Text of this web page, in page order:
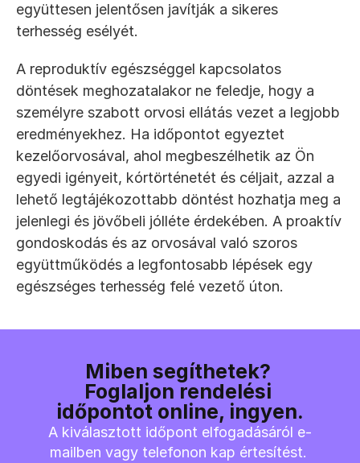
együttesen jelentősen javítják a sikeres
terhesség esélyét.
A reproduktív egészséggel kapcsolatos
döntések meghozatalakor ne feledje, hogy a
személyre szabott orvosi ellátás vezet a legjobb
eredményekhez. Ha időpontot egyeztet
kezelőorvosával, ahol megbeszélhetik az Ön
egyedi igényeit, kórtörténetét és céljait, azzal a
lehető legtájékozottabb döntést hozhatja meg a
jelenlegi és jövőbeli jólléte érdekében. A proaktív
gondoskodás és az orvosával való szoros
együttműködés a legfontosabb lépések egy
egészséges terhesség felé vezető úton.
Miben segíthetek?
Foglaljon rendelési
időpontot online, ingyen.
A kiválasztott időpont elfogadásáról e-
mailben vagy telefonon kap értesítést.